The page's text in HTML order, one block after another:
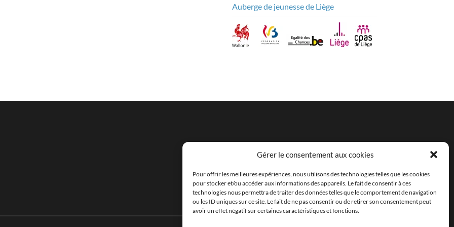
Gérer le consentement aux cookies
Pour offrir les meilleures expériences, nous utilisons des technologies telles que les cookies
pour stocker et/ou accéder aux informations des appareils. Le fait de consentir à ces
technologies nous permettra de traiter des données telles que le comportement de navigation
ou les ID uniques sur ce site. Le fait de ne pas consentir ou de retirer son consentement peut
avoir un effet négatif sur certaines caractéristiques et fonctions.
Auberge de jeunesse de Liège